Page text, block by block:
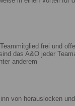
frei und
das A&O jeder
anderem
von herauslocken